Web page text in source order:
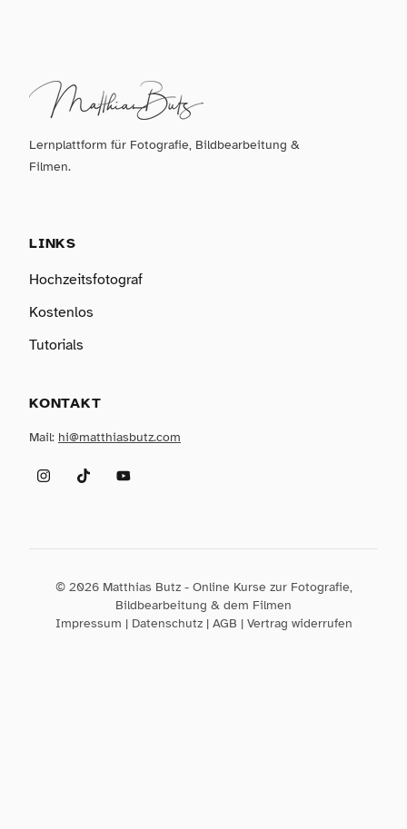
Lernplattform für Fotografie, Bildbearbeitung &
Filmen.
LINKS
Hochzeitsfotograf
Kostenlos
Tutorials
KONTAKT
Mail: hi@matthiasbutz.com
InstagramTikTokYouTube
© 2026 Matthias Butz - Online Kurse zur Fotografie,
Bildbearbeitung & dem Filmen
Impressum | Datenschutz| AGB | Vertrag widerrufen